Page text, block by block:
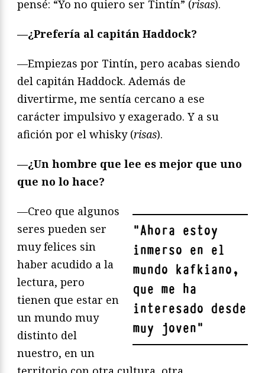
pensé: “Yo no quiero ser Tintín” (risas).
—¿Prefería al capitán Haddock?
—Empiezas por Tintín, pero acabas siendo
del capitán Haddock. Además de
divertirme, me sentía cercano a ese
carácter impulsivo y exagerado. Y a su
afición por el whisky (risas).
—¿Un hombre que lee es mejor que uno
que no lo hace?
"Ahora estoy
inmerso en el
mundo kafkiano,
que me ha
interesado desde
muy joven"
—Creo que algunos
seres pueden ser
muy felices sin
haber acudido a la
lectura, pero
tienen que estar en
un mundo muy
distinto del
nuestro, en un